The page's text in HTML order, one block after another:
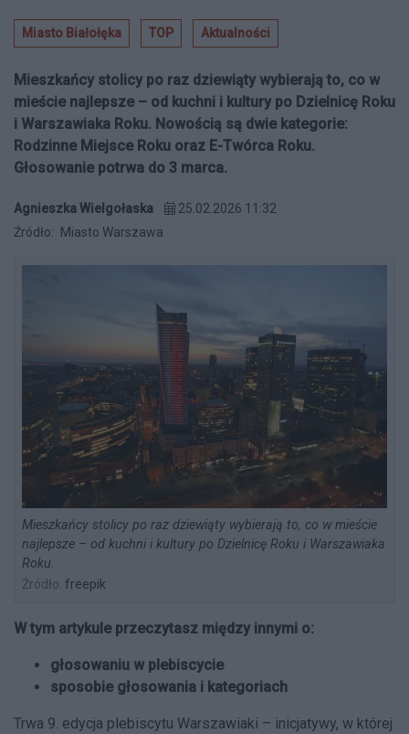
Miasto Białołęka TOP Aktualności
Mieszkańcy stolicy po raz dziewiąty wybierają to, co w
mieście najlepsze – od kuchni i kultury po Dzielnicę Roku
i Warszawiaka Roku. Nowością są dwie kategorie:
Rodzinne Miejsce Roku oraz E-Twórca Roku.
Głosowanie potrwa do 3 marca.
Agnieszka Wielgołaska
25.02.2026 11:32
Źródło:
Miasto Warszawa
Mieszkańcy stolicy po raz dziewiąty wybierają to, co w mieście
najlepsze – od kuchni i kultury po Dzielnicę Roku i Warszawiaka
Roku.
Źródło: freepik
W tym artykule przeczytasz między innymi o:
głosowaniu w plebiscycie
sposobie głosowania i kategoriach
Trwa 9. edycja plebiscytu Warszawiaki – inicjatywy, w której